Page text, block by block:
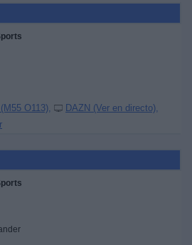
O113)
DAZN (Ver en directo)